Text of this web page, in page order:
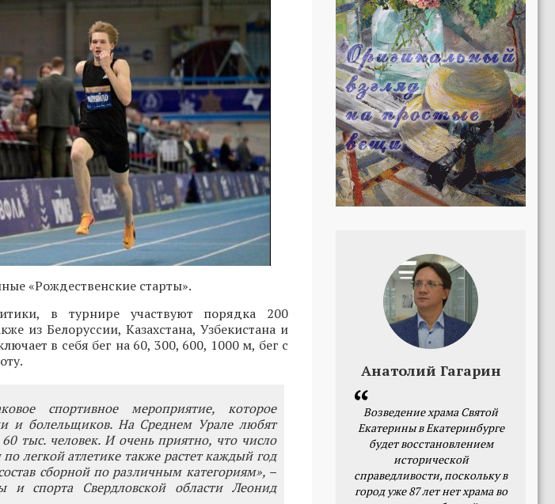
«Рождественские старты».
в турнире участвуют порядка 200
из Белоруссии, Казахстана, Узбекистана и
в себя бег на 60, 300, 600, 1000 м, бег с
спортивное мероприятие, которое
и болельщиков. На Среднем Урале любят
тыс. человек. И очень приятно, что число
легкой атлетике также растет каждый год
сборной по различным категориям», –
и спорта Свердловской области Леонид
Анатолий Гагарин
Возведение храма Святой
Екатерины в Екатеринбурге
будет восстановлением
исторической
справедливости, поскольку в
город уже 87 лет нет храма во